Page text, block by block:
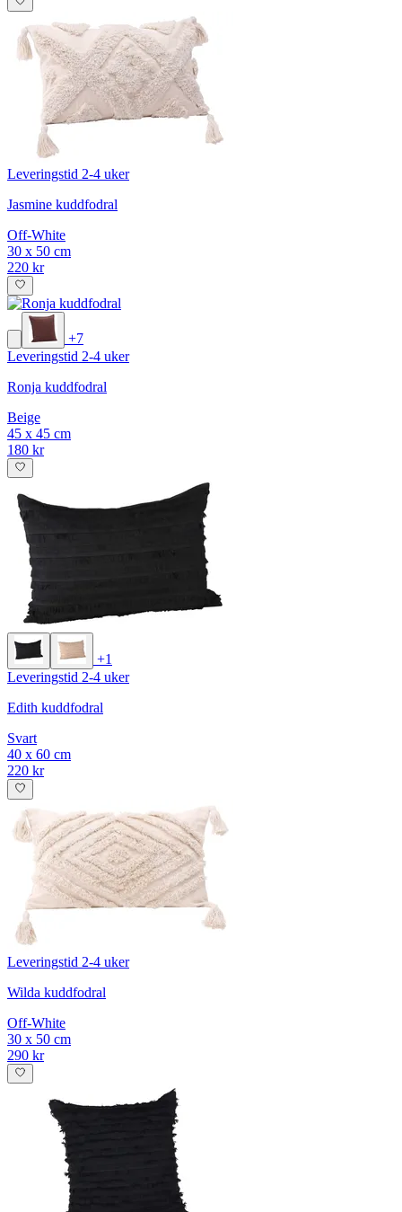
Leveringstid 2-4 uker
Jasmine kuddfodral
Off-White
30 x 50 cm
220 kr
+7
Leveringstid 2-4 uker
Ronja kuddfodral
Beige
45 x 45 cm
180 kr
+1
Leveringstid 2-4 uker
Edith kuddfodral
Svart
40 x 60 cm
220 kr
Leveringstid 2-4 uker
Wilda kuddfodral
Off-White
30 x 50 cm
290 kr